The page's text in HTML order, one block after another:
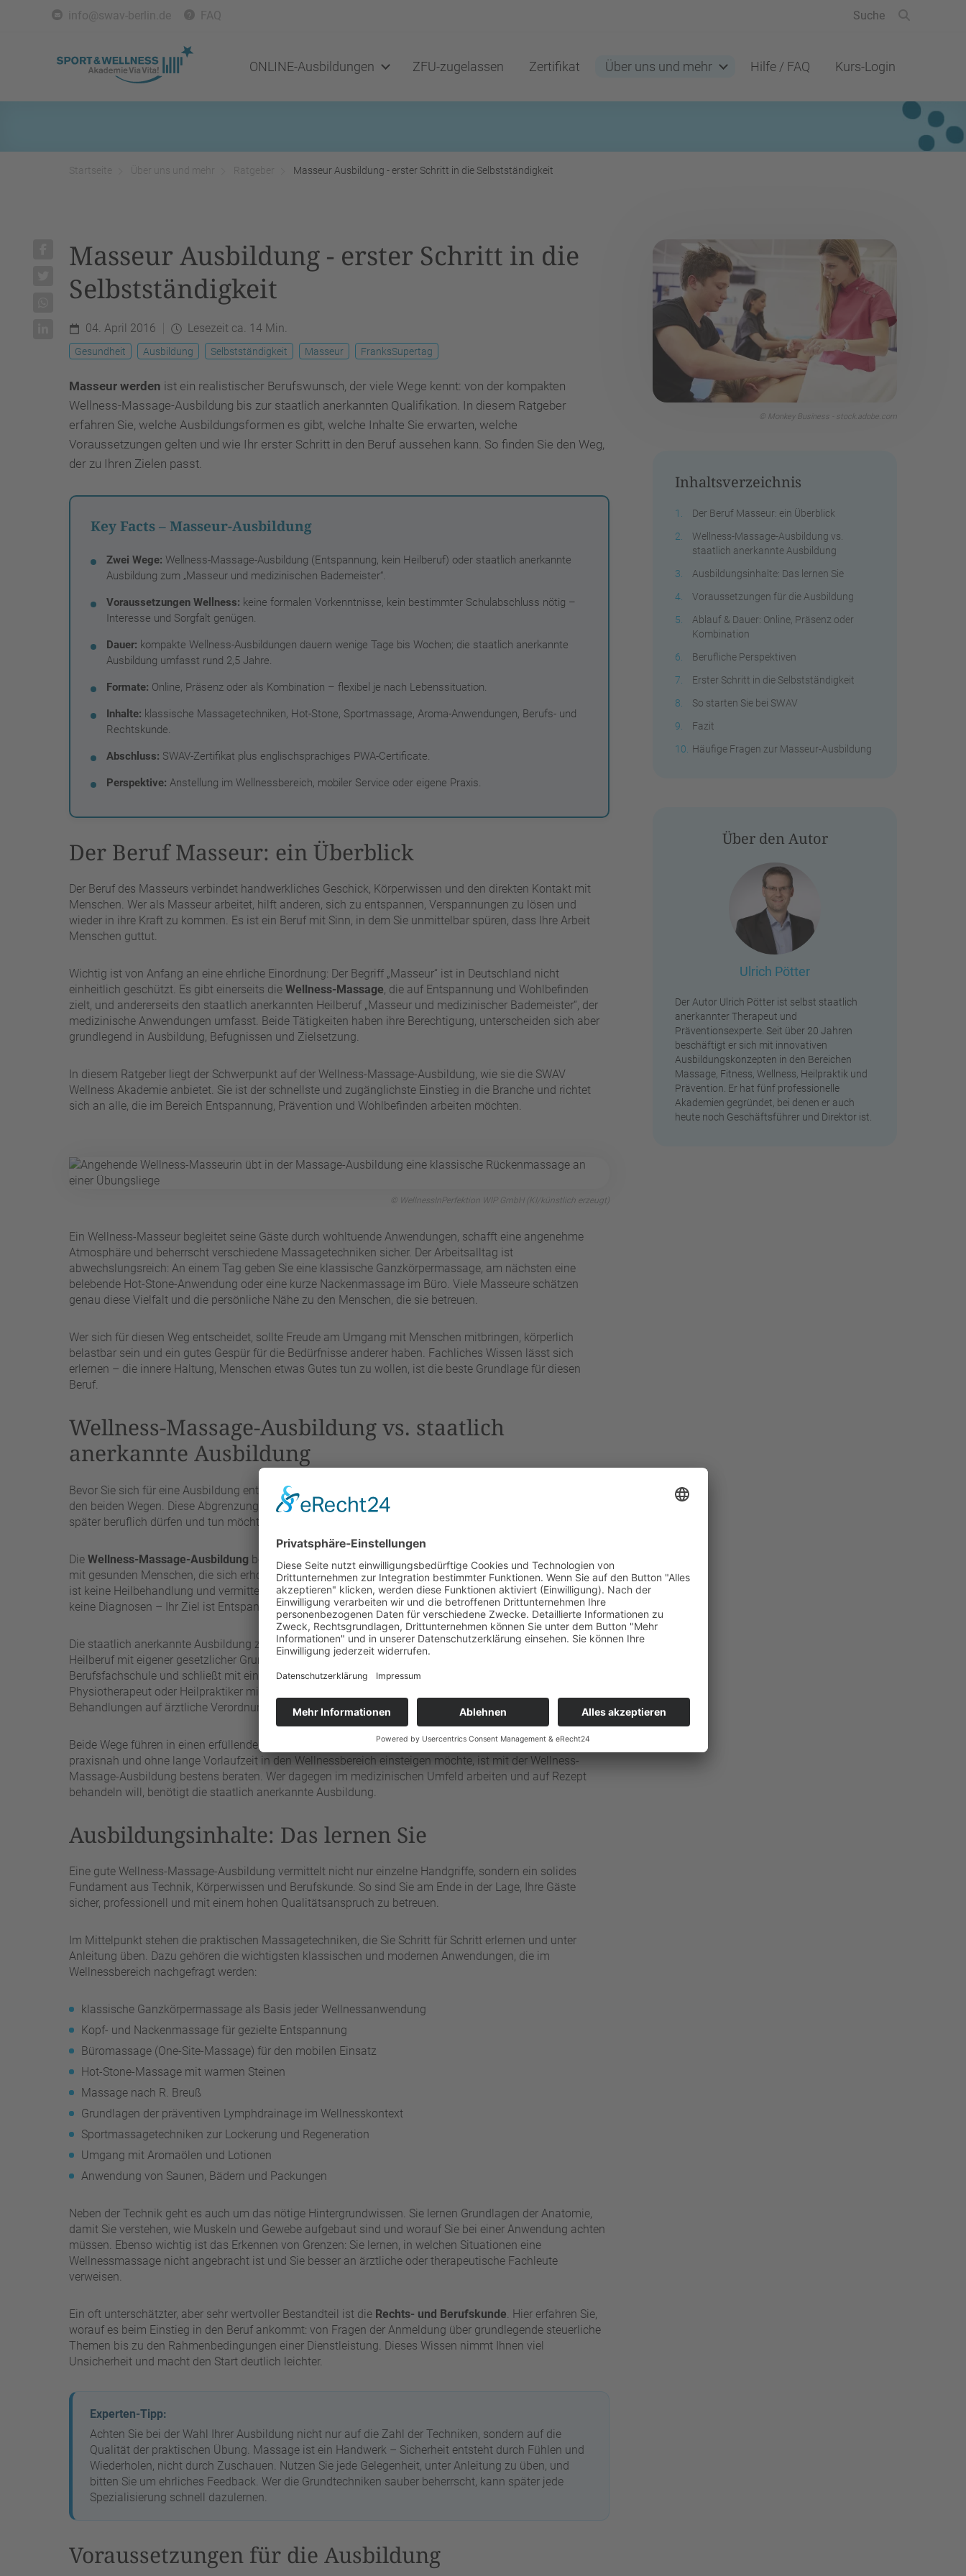
info@swav-berlin.de FAQ
ONLINE-Ausbildungen ZFU-zugelassen Zertifikat Über uns und mehr Hilfe / FAQ Kurs-Login
Startseite Über uns und mehr Ratgeber Masseur Ausbildung - erster Schritt in die Selbstständigkeit
© Monkey Business - stock.adobe.com
Inhaltsverzeichnis
Der Beruf Masseur: ein Überblick
Wellness-Massage-Ausbildung vs.
staatlich anerkannte Ausbildung
Ausbildungsinhalte: Das lernen Sie
Voraussetzungen für die Ausbildung
Ablauf & Dauer: Online, Präsenz oder
Kombination
Berufliche Perspektiven
Erster Schritt in die Selbstständigkeit
So starten Sie bei SWAV
Fazit
Häufige Fragen zur Masseur-Ausbildung
Über den Autor
Ulrich Pötter
Der Autor Ulrich Pötter ist selbst staatlich
anerkannter Therapeut und
Präventionsexperte. Seit über 20 Jahren
beschäftigt er sich mit innovativen
Ausbildungskonzepten in den Bereichen
Massage, Fitness, Wellness, Heilpraktik und
Prävention. Er hat fünf professionelle
Akademien gegründet, bei denen er auch
heute noch Geschäftsführer und Direktor ist.
Masseur Ausbildung - erster Schritt in die
Selbstständigkeit
04. April 2016 Lesezeit ca. 14 Min.
Gesundheit Ausbildung Selbstständigkeit Masseur FranksSupertag
Masseur werden ist ein realistischer Berufswunsch, der viele Wege kennt: von der kompakten
Wellness-Massage-Ausbildung bis zur staatlich anerkannten Qualifikation. In diesem Ratgeber
erfahren Sie, welche Ausbildungsformen es gibt, welche Inhalte Sie erwarten, welche
Voraussetzungen gelten und wie Ihr erster Schritt in den Beruf aussehen kann. So finden Sie den Weg,
der zu Ihren Zielen passt.
Key Facts – Masseur-Ausbildung
Zwei Wege: Wellness-Massage-Ausbildung (Entspannung, kein Heilberuf) oder staatlich anerkannte
Ausbildung zum „Masseur und medizinischen Bademeister“.
Voraussetzungen Wellness: keine formalen Vorkenntnisse, kein bestimmter Schulabschluss nötig –
Interesse und Sorgfalt genügen.
Dauer: kompakte Wellness-Ausbildungen dauern wenige Tage bis Wochen; die staatlich anerkannte
Ausbildung umfasst rund 2,5 Jahre.
Formate: Online, Präsenz oder als Kombination – flexibel je nach Lebenssituation.
Inhalte: klassische Massagetechniken, Hot-Stone, Sportmassage, Aroma-Anwendungen, Berufs- und
Rechtskunde.
Abschluss: SWAV-Zertifikat plus englischsprachiges PWA-Certificate.
Perspektive: Anstellung im Wellnessbereich, mobiler Service oder eigene Praxis.
Der Beruf Masseur: ein Überblick
Der Beruf des Masseurs verbindet handwerkliches Geschick, Körperwissen und den direkten Kontakt mit
Menschen. Wer als Masseur arbeitet, hilft anderen, sich zu entspannen, Verspannungen zu lösen und
wieder in ihre Kraft zu kommen. Es ist ein Beruf mit Sinn, in dem Sie unmittelbar spüren, dass Ihre Arbeit
Menschen guttut.
Wichtig ist von Anfang an eine ehrliche Einordnung: Der Begriff „Masseur“ ist in Deutschland nicht
einheitlich geschützt. Es gibt einerseits die Wellness-Massage, die auf Entspannung und Wohlbefinden
zielt, und andererseits den staatlich anerkannten Heilberuf „Masseur und medizinischer Bademeister“, der
medizinische Anwendungen umfasst. Beide Tätigkeiten haben ihre Berechtigung, unterscheiden sich aber
grundlegend in Ausbildung, Befugnissen und Zielsetzung.
In diesem Ratgeber liegt der Schwerpunkt auf der Wellness-Massage-Ausbildung, wie sie die SWAV
Wellness Akademie anbietet. Sie ist der schnellste und zugänglichste Einstieg in die Branche und richtet
sich an alle, die im Bereich Entspannung, Prävention und Wohlbefinden arbeiten möchten.
© WellnessInPerfektion WIP GmbH (KI/künstlich erzeugt)
Ein Wellness-Masseur begleitet seine Gäste durch wohltuende Anwendungen, schafft eine angenehme
Atmosphäre und beherrscht verschiedene Massagetechniken sicher. Der Arbeitsalltag ist
abwechslungsreich: An einem Tag geben Sie eine klassische Ganzkörpermassage, am nächsten eine
belebende Hot-Stone-Anwendung oder eine kurze Nackenmassage im Büro. Viele Masseure schätzen
genau diese Vielfalt und die persönliche Nähe zu den Menschen, die sie betreuen.
Wer sich für diesen Weg entscheidet, sollte Freude am Umgang mit Menschen mitbringen, körperlich
belastbar sein und ein gutes Gespür für die Bedürfnisse anderer haben. Fachliches Wissen lässt sich
erlernen – die innere Haltung, Menschen etwas Gutes tun zu wollen, ist die beste Grundlage für diesen
Beruf.
Wellness-Massage-Ausbildung vs. staatlich
anerkannte Ausbildung
Bevor Sie sich für eine Ausbildung entscheiden, lohnt sich ein klarer Blick auf den Unterschied zwischen
den beiden Wegen. Diese Abgrenzung ist nicht nur eine Formalie, sondern entscheidend für das, was Sie
später beruflich dürfen und tun möchten.
Die Wellness-Massage-Ausbildung befähigt Sie zu Entspannungs- und Wellnessmassagen. Sie arbeiten
mit gesunden Menschen, die sich erholen und etwas für ihr Wohlbefinden tun möchten. Diese Ausbildung
ist keine Heilbehandlung und vermittelt keine Heilkunde. Sie behandeln also keine Krankheiten und stellen
keine Diagnosen – Ihr Ziel ist Entspannung, nicht Therapie.
Die staatlich anerkannte Ausbildung zum„Masseur und medizinischen Bademeister“ist dagegen ein
Heilberuf mit eigener gesetzlicher Grundlage. Sie dauert in der Regel rund zweieinhalb Jahre an einer
Berufsfachschule und schließt mit einer staatlichen Prüfung ab. Erst diese Qualifikation – oder Berufe wie
Physiotherapeut oder Heilpraktiker mit entsprechender Erlaubnis – befugt zu medizinischen Massagen und
Behandlungen auf ärztliche Verordnung.
Beide Wege führen in einen erfüllenden Beruf, richten sich aber an unterschiedliche Ziele. Wer flexibel,
praxisnah und ohne lange Vorlaufzeit in den Wellnessbereich einsteigen möchte, ist mit der Wellness-
Massage-Ausbildung bestens beraten. Wer dagegen im medizinischen Umfeld arbeiten und auf Rezept
behandeln will, benötigt die staatlich anerkannte Ausbildung.
Ausbildungsinhalte: Das lernen Sie
Eine gute Wellness-Massage-Ausbildung vermittelt nicht nur einzelne Handgriffe, sondern ein solides
Fundament aus Technik, Körperwissen und Berufskunde. So sind Sie am Ende in der Lage, Ihre Gäste
sicher, professionell und mit einem hohen Qualitätsanspruch zu betreuen.
Im Mittelpunkt stehen die praktischen Massagetechniken, die Sie Schritt für Schritt erlernen und unter
Anleitung üben. Dazu gehören die wichtigsten klassischen und modernen Anwendungen, die im
Wellnessbereich nachgefragt werden:
klassische Ganzkörpermassage als Basis jeder Wellnessanwendung
Kopf- und Nackenmassage für gezielte Entspannung
Büromassage (One-Site-Massage) für den mobilen Einsatz
Hot-Stone-Massage mit warmen Steinen
Massage nach R. Breuß
Grundlagen der präventiven Lymphdrainage im Wellnesskontext
Sportmassagetechniken zur Lockerung und Regeneration
Umgang mit Aromaölen und Lotionen
Anwendung von Saunen, Bädern und Packungen
Neben der Technik geht es auch um das nötige Hintergrundwissen. Sie lernen Grundlagen der Anatomie,
damit Sie verstehen, wie Muskeln und Gewebe aufgebaut sind und worauf Sie bei einer Anwendung achten
müssen. Ebenso wichtig ist das Erkennen von Grenzen: Sie lernen, in welchen Situationen eine
Wellnessmassage nicht angebracht ist und Sie besser an ärztliche oder therapeutische Fachleute
verweisen.
Ein oft unterschätzter, aber sehr wertvoller Bestandteil ist die Rechts- und Berufskunde. Hier erfahren Sie,
worauf es beim Einstieg in den Beruf ankommt: von Fragen der Anmeldung über grundlegende steuerliche
Themen bis zu den Rahmenbedingungen einer Dienstleistung. Dieses Wissen nimmt Ihnen viel
Unsicherheit und macht den Start deutlich leichter.
Experten-Tipp:
Achten Sie bei der Wahl Ihrer Ausbildung nicht nur auf die Zahl der Techniken, sondern auf die
Qualität der praktischen Übung. Massage ist ein Handwerk – Sicherheit entsteht durch Fühlen und
Wiederholen, nicht durch Zuschauen. Nutzen Sie jede Gelegenheit, unter Anleitung zu üben, und
bitten Sie um ehrliches Feedback. Wer die Grundtechniken sauber beherrscht, kann später jede
Spezialisierung schnell dazulernen.
Voraussetzungen für die Ausbildung